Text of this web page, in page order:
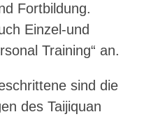
Fortbildung.
Einzel-und
Training“ an.
sind die
des Taijiquan